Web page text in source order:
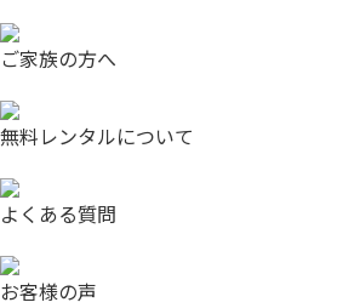
ご家族の方へ
無料レンタルについて
よくある質問
お客様の声